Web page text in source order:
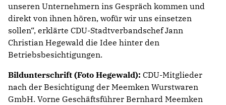
unseren Unternehmern ins Gespräch kommen und
direkt von ihnen hören, wofür wir uns einsetzen
sollen“, erklärte CDU-Stadtverbandschef Jann
Christian Hegewald die Idee hinter den
Betriebsbesichtigungen.
Bildunterschrift (Foto Hegewald): CDU-Mitglieder
nach der Besichtigung der Meemken Wurstwaren
GmbH. Vorne Geschäftsführer Bernhard Meemken